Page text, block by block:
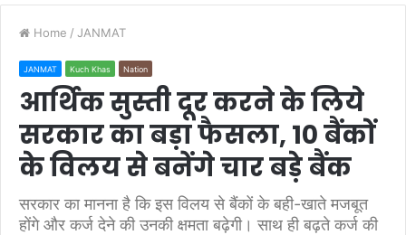
Home / JANMAT
JANMAT Kuch Khas Nation
आर्थिक सुस्ती दूर करने के लिये
सरकार का बड़ा फैसला, 10 बैंकों
के विलय से बनेंगे चार बड़े बैंक
सरकार का मानना है कि इस विलय से बैंकों के बही-खाते मजबूत
होंगे और कर्ज देने की उनकी क्षमता बढ़ेगी। साथ ही बढ़ते कर्ज की